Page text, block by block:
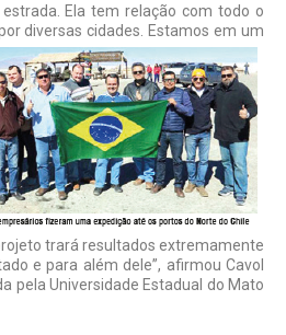
Ela tem relação com todo o
diversas cidades. Estamos em um
trará resultados extremamente
e para além dele”, afirmou Cavol
pela Universidade Estadual do Mato